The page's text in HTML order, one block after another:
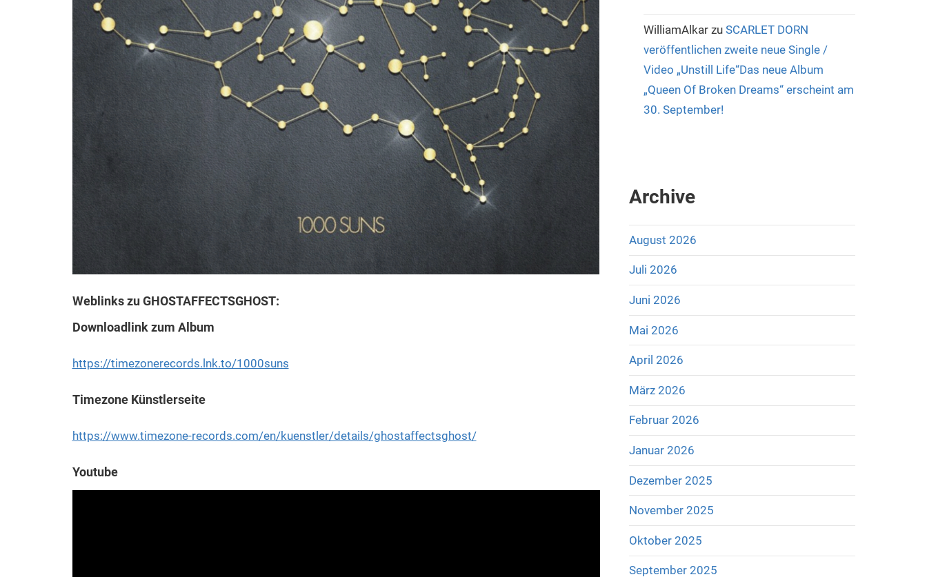
Weblinks zuGHOSTAFFECTSGHOST:
Downloadlink zum Album
https://timezonerecords.lnk.to/1000suns
Timezone Künstlerseite
https://www.timezone-records.com/en/kuenstler/details/ghostaffectsghost/
Youtube
WilliamAlkar zu SCARLET DORN
veröffentlichen zweite neue Single /
Video „Unstill Life“Das neue Album
„Queen Of Broken Dreams“ erscheint am
30. September!
Archive
August 2026
Juli 2026
Juni 2026
Mai 2026
April 2026
März 2026
Februar 2026
Januar 2026
Dezember 2025
November 2025
Oktober 2025
September 2025